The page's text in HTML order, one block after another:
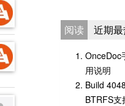
阅读 近期
OnceDoc
用说明
Build
BTRFS